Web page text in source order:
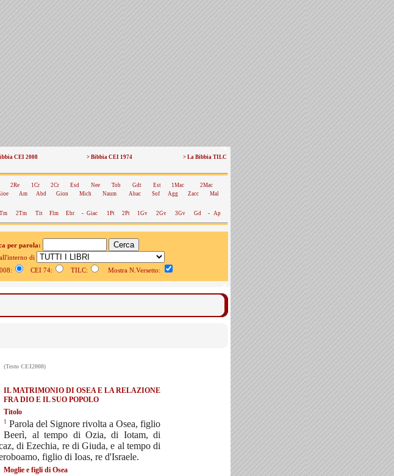
CEI 2008 > Bibbia CEI 1974 > La Bibbia TILC
2Re 1Cr 2Cr Esd Nee Tob Gdt Est 1Mac
2Mac
Am Abd Gion Mich Naum Abac Sof Agg Zacc Mal
2Tm Tit Flm Ebr - Giac 1Pt 2Pt 1Gv 2Gv 3Gv Gd - Ap
per parola:
di
CEI 74: TILC: Mostra N.Versetto:
(Testo CEI2008)
IL MATRIMONIO DI OSEA E LA RELAZIONE
FRA DIO E IL SUO POPOLO
Titolo
1 Parola del Signore rivolta a Osea, figlio
Beerì, al tempo di Ozia, di Iotam, di
di Ezechia, re di Giuda, e al tempo di
figlio di Ioas, re d'Israele.
Moglie e figli di Osea